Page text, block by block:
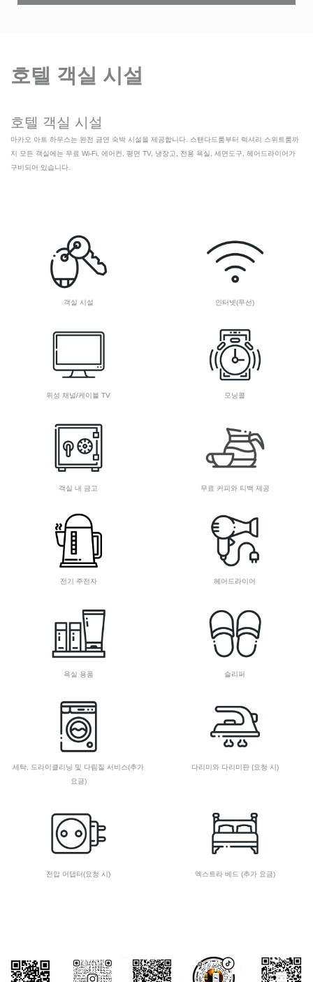
호텔 객실 시설
호텔 객실 시설
마카오 아트 하우스는 완전 금연 숙박 시설을 제공합니다. 스탠다드룸부터 럭셔리 스위트룸까
지 모든 객실에는 무료 Wi-Fi, 에어컨, 평면 TV, 냉장고, 전용 욕실, 세면도구, 헤어드라이어가
구비되어 있습니다.
객실 시설 인터넷(무선)
위성 채널/케이블 TV 모닝콜
객실 내 금고 무료 커피와 티백 제공
전기 주전자 헤어드라이어
욕실 용품 슬리퍼
세탁, 드라이클리닝 및 다림질 서비스(추가
요금)
다리미와 다리미판 (요청 시)
전압 어댑터(요청 시) 엑스트라 베드 (추가 요금)